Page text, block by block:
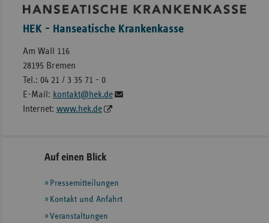
HEK - Hanseatische Krankenkasse
Am Wall 116
28195 Bremen
Tel.: 04 21 / 3 35 71 - 0
E-Mail: kontakt@hek.de
Internet: www.hek.de
Seitennavigation
Seitenleiste
weiteren
Informationen
Auf einen Blick
Pressemitteilungen
Kontakt und Anfahrt
Veranstaltungen